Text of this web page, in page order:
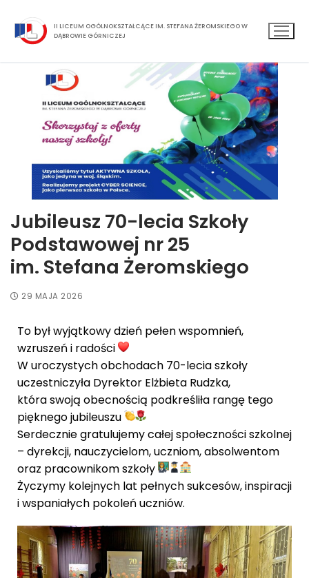
II LICEUM OGÓLNOKSZTAŁCĄCE IM. STEFANA ŻEROMSKIEGO W
DĄBROWIE GÓRNICZEJ
Jubileusz 70-lecia Szkoły
Podstawowej nr 25
im. Stefana Żeromskiego
29 MAJA 2026
To był wyjątkowy dzień pełen wspomnień,
wzruszeń i radości
W uroczystych obchodach 70-lecia szkoły
uczestniczyła Dyrektor Elżbieta Rudzka,
która swoją obecnością podkreśliła rangę tego
pięknego jubileuszu
Serdecznie gratulujemy całej społeczności szkolnej
– dyrekcji, nauczycielom, uczniom, absolwentom
oraz pracownikom szkoły
Życzymy kolejnych lat pełnych sukcesów, inspiracji
i wspaniałych pokoleń uczniów.